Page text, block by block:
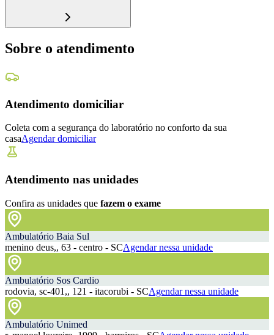
Sobre o atendimento
Atendimento domiciliar
Coleta com a segurança do laboratório no conforto da sua
casaAgendar domiciliar
Atendimento nas unidades
Confira as unidades que fazem o exame
Ambulatório Baia Sul
menino deus,, 63 - centro - SCAgendar nessa unidade
Ambulatório Sos Cardio
rodovia, sc-401,, 121 - itacorubi - SCAgendar nessa unidade
Ambulatório Unimed